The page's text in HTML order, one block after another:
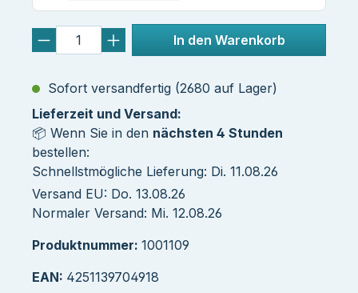
In den Warenkorb
Sofort versandfertig (2680 auf Lager)
Lieferzeit und Versand:
📦 Wenn Sie in den nächsten 4 Stunden
bestellen:
Schnellstmögliche Lieferung: Di. 11.08.26
Versand EU: Do. 13.08.26
Normaler Versand: Mi. 12.08.26
Produktnummer: 1001109
EAN: 4251139704918